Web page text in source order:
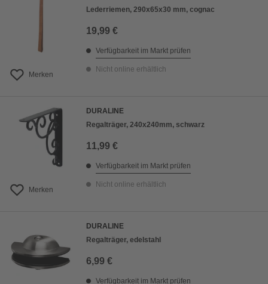
Merken
Lederriemen, 290x65x30 mm, cognac
19,99 €
Verfügbarkeit im Markt prüfen
Nicht online erhältlich
Merken
DURALINE
Regalträger, 240x240mm, schwarz
11,99 €
Verfügbarkeit im Markt prüfen
Nicht online erhältlich
DURALINE
Regalträger, edelstahl
6,99 €
Verfügbarkeit im Markt prüfen